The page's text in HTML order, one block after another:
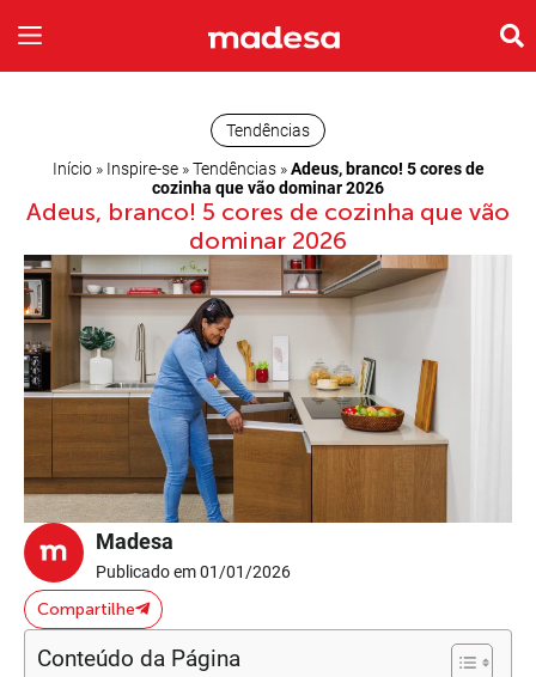
Início» Inspire-se»Tendências»Adeus, branco! 5 cores de
cozinha que vão dominar 2026
Tendências
Adeus, branco! 5 cores de cozinha que vão
dominar 2026
Madesa
Publicado em 01/01/2026
Compartilhe
Conteúdo da Página